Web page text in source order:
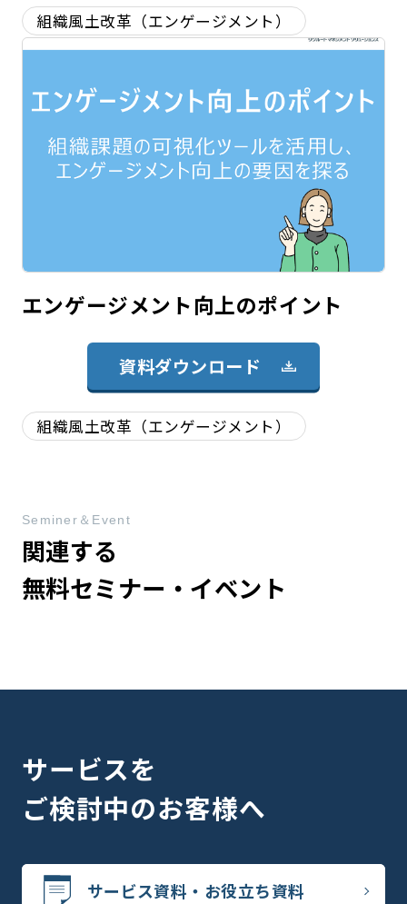
組織風土改革（エンゲージメント）
エンゲージメント向上のポイント
資料ダウンロード
組織風土改革（エンゲージメント）
関連する
無料セミナー・イベント
Seminer＆Event
サービスを
ご検討中のお客様へ
サービス資料・お役立ち資料